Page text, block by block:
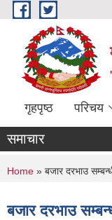
Skip to main content
गृहपृष्ठ परिचय
समाचार
You are
Home » बजार दरभाउ
बजार दरभाउ